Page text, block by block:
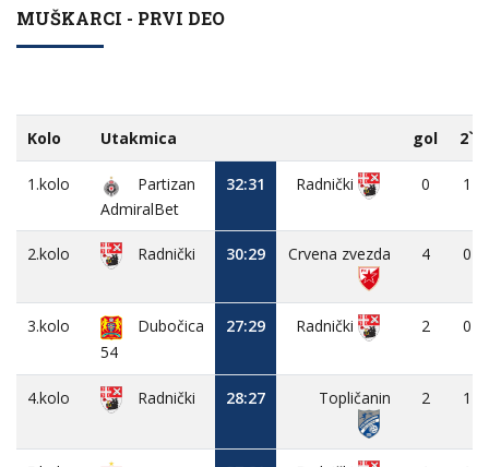
MUŠKARCI - PRVI DEO
Kolo Utakmica gol 2`
1.kolo
Partizan
AdmiralBet
32:31 Radnički 0 1
2.kolo Radnički 30:29 Crvena zvezda 4 0
3.kolo
Dubočica
54
27:29 Radnički 2 0
4.kolo Radnički 28:27 Topličanin 2 1